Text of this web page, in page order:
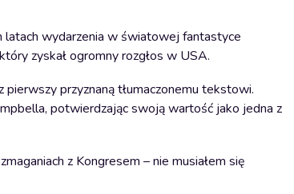
latach wydarzenia w światowej fantastyce
zyskał ogromny rozgłos w USA.
przyznaną tłumaczonemu tekstowi.
potwierdzając swoją wartość jako jedna z
z Kongresem – nie musiałem się